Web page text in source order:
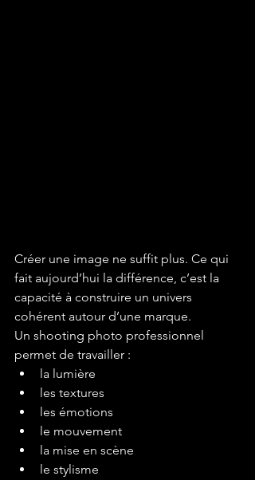
Créer une image ne suffit plus. Ce qui
fait aujourd’hui la différence, c’est la
capacité à construire un univers
cohérent autour d’une marque.
Un shooting photo professionnel
permet de travailler :
la lumière
les textures
les émotions
le mouvement
la mise en scène
le stylisme